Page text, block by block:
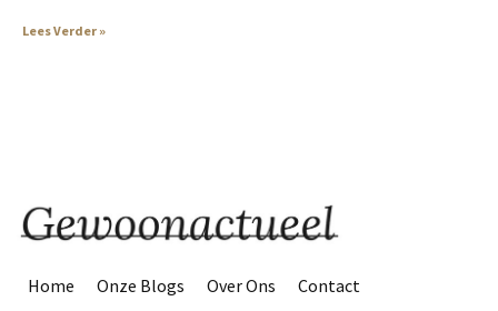
Lees Verder »
Home Onze Blogs Over Ons Contact